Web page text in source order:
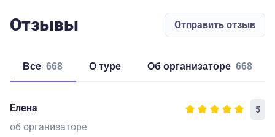
Отзывы Отправить отзыв
Все 668 о туре об организаторе 668
Елена 5
об организаторе